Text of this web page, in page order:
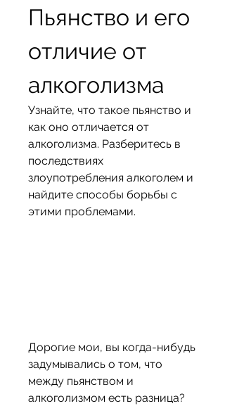
Пьянство и его
отличие от
алкоголизма
Узнайте, что такое пьянство и
как оно отличается от
алкоголизма. Разберитесь в
последствиях
злоупотребления алкоголем и
найдите способы борьбы с
этими проблемами.
Дорогие мои, вы когда-нибудь
задумывались о том, что
между пьянством и
алкоголизмом есть разница?